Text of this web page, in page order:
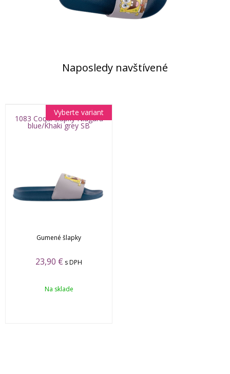
Naposledy navštívené
1083 Coqui šlapky Niagara
blue/Khaki grey SB
Gumené šlapky
23,90 € s DPH
Vyberte variant
Na sklade